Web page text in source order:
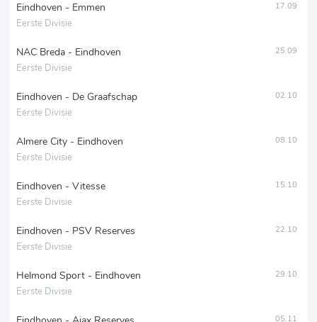
Eindhoven - Emmen
Eerste Divisie
17.09
NAC Breda - Eindhoven
Eerste Divisie
25.09
Eindhoven - De Graafschap
Eerste Divisie
02.10
Almere City - Eindhoven
Eerste Divisie
08.10
Eindhoven - Vitesse
Eerste Divisie
15.10
Eindhoven - PSV Reserves
Eerste Divisie
22.10
Helmond Sport - Eindhoven
Eerste Divisie
29.10
05.11